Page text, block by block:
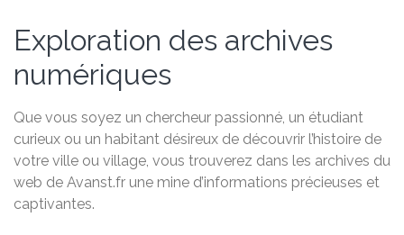
Exploration des archives
numériques
Que vous soyez un chercheur passionné, un étudiant
curieux ou un habitant désireux de découvrir l’histoire de
votre ville ou village, vous trouverez dans les archives du
web de Avanst.fr une mine d’informations précieuses et
captivantes.